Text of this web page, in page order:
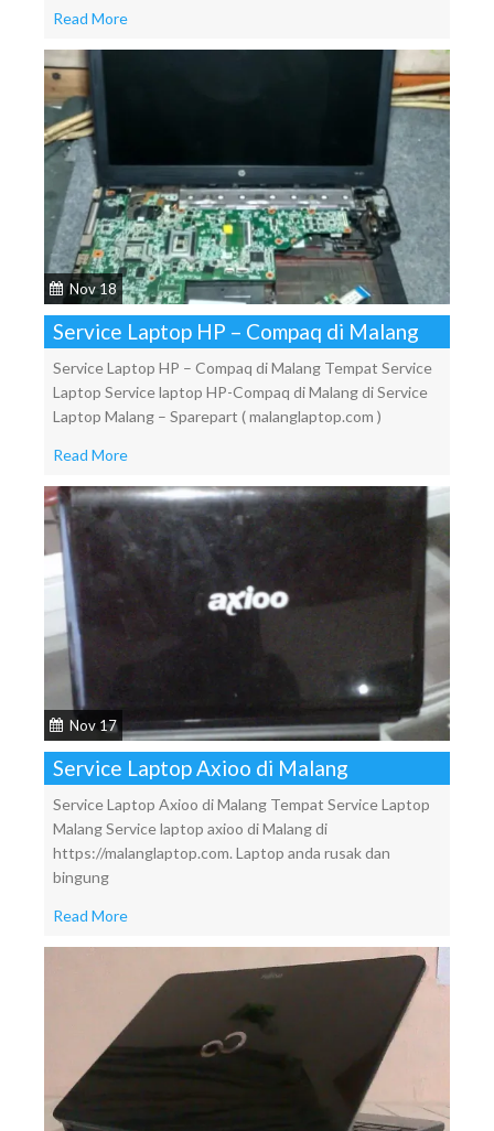
Read More
Nov 18
Service Laptop HP – Compaq di Malang
Service Laptop HP – Compaq di Malang Tempat Service
Laptop Service laptop HP-Compaq di Malang di Service
Laptop Malang – Sparepart ( malanglaptop.com )
Read More
Nov 17
Service Laptop Axioo di Malang
Service Laptop Axioo di Malang Tempat Service Laptop
Malang Service laptop axioo di Malang di
https://malanglaptop.com. Laptop anda rusak dan
bingung
Read More